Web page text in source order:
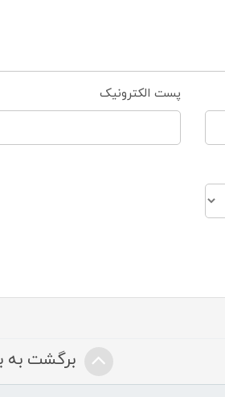
پست الکترونیک
برگشت به